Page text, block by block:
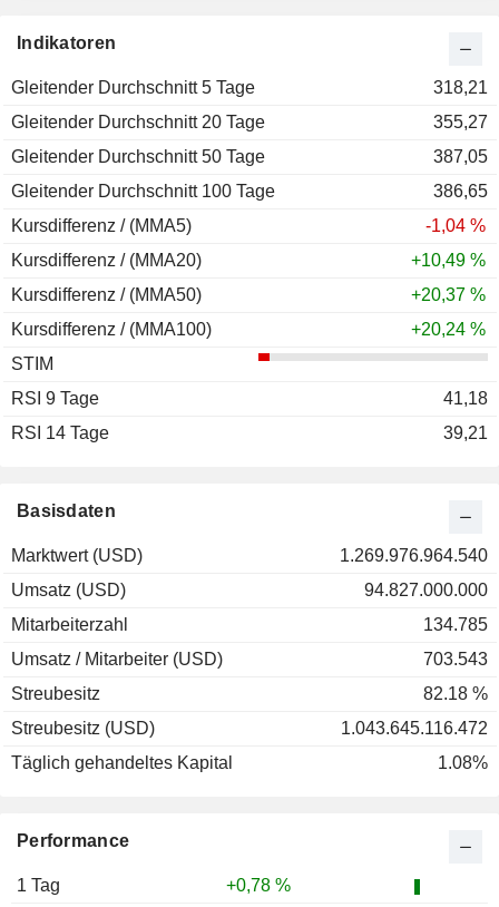
Performance
1 Tag
+0,78 %
Basisdaten
Marktwert (USD)
1.269.976.964.540
Umsatz (USD)
94.827.000.000
Mitarbeiterzahl
134.785
Umsatz / Mitarbeiter (USD)
703.543
Streubesitz
82.18 %
Streubesitz (USD)
1.043.645.116.472
Täglich gehandeltes Kapital
1.08%
Indikatoren
Gleitender Durchschnitt 5 Tage
318,21
Gleitender Durchschnitt 20 Tage
355,27
Gleitender Durchschnitt 50 Tage
387,05
Gleitender Durchschnitt 100 Tage
386,65
Kursdifferenz / (MMA5)
-1,04 %
Kursdifferenz / (MMA20)
+10,49 %
Kursdifferenz / (MMA50)
+20,37 %
Kursdifferenz / (MMA100)
+20,24 %
STIM
RSI 9 Tage
41,18
RSI 14 Tage
39,21
2012
2011
+7,25 %
2010
+11,47 %